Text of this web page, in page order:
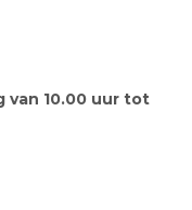
van 10.00 uur tot